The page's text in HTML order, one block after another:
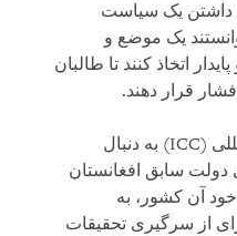
داشتن یک سیاست
یک موضع و
اتخاذ کنند تا طالبان
قرار دهند.
دادستان دیوان کیفری بین المللی (ICC) به دنبال
2020 از سوی دولت سابق افغانستان
آن کشور، به
از سرگیری تحقیقات